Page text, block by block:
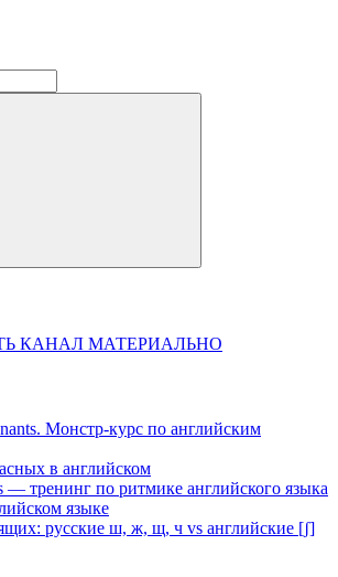
Поиск
КАНАЛ МАТЕРИАЛЬНО
Монстр-курс по английским
в английском
— тренинг по ритмике английского языка
языке
русские ш, ж, щ, ч vs английские [ʃ]